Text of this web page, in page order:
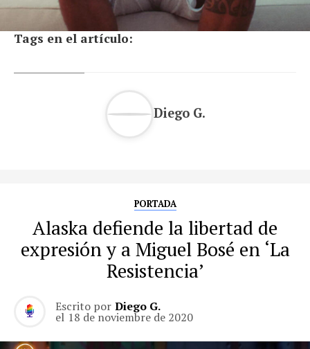
Tags en el artículo:
Diego G.
PORTADA
Alaska defiende la libertad de
expresión y a Miguel Bosé en ‘La
Resistencia’
Escrito por Diego G.
el 18 de noviembre de 2020